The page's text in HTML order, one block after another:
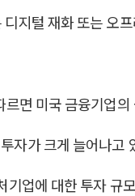
지털 재화 또는 오
면 미국 금융기업
자가 크게 늘어나고
기업에 대한 투자 규